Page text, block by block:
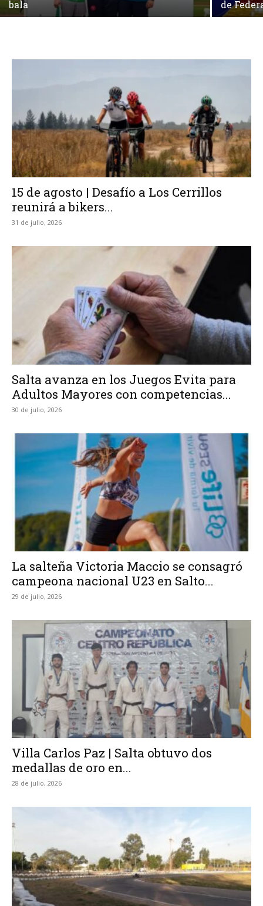
bala
de
15 de agosto | Desafío a Los Cerrillos
reunirá a bikers...
31 de julio, 2026
Salta avanza en los Juegos Evita para
Adultos Mayores con competencias...
30 de julio, 2026
La salteña Victoria Maccio se consagró
campeona nacional U23 en Salto...
29 de julio, 2026
Villa Carlos Paz | Salta obtuvo dos
medallas de oro en...
28 de julio, 2026